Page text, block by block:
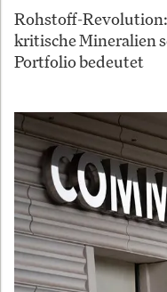
Rohstoff-
kritische Mineralien
Portfolio bedeutet